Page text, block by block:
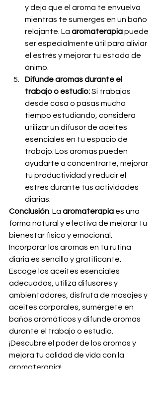
y deja que el aroma te envuelva
mientras te sumerges en un baño
relajante. La aromaterapia puede
ser especialmente útil para aliviar
el estrés y mejorar tu estado de
ánimo.
Difunde aromas durante el
trabajo o estudio: Si trabajas
desde casa o pasas mucho
tiempo estudiando, considera
utilizar un difusor de aceites
esenciales en tu espacio de
trabajo. Los aromas pueden
ayudarte a concentrarte, mejorar
tu productividad y reducir el
estrés durante tus actividades
diarias.
Conclusión: La aromaterapia es una
forma natural y efectiva de mejorar tu
bienestar físico y emocional.
Incorporar los aromas en tu rutina
diaria es sencillo y gratificante.
Escoge los aceites esenciales
adecuados, utiliza difusores y
ambientadores, disfruta de masajes y
aceites corporales, sumérgete en
baños aromáticos y difunde aromas
durante el trabajo o estudio.
¡Descubre el poder de los aromas y
mejora tu calidad de vida con la
aromaterapia!